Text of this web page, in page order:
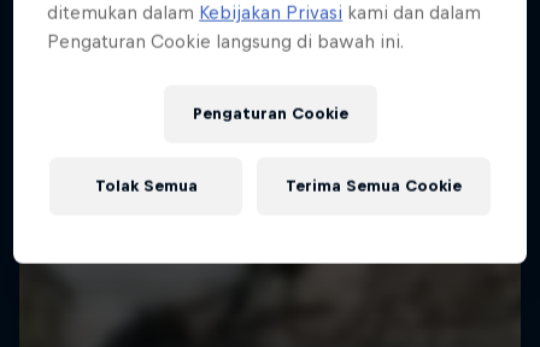
ditemukan dalam Kebijakan Privasi kami dan dalam
Pengaturan Cookie langsung di bawah ini.
Pengaturan Cookie
Tolak Semua Terima Semua Cookie